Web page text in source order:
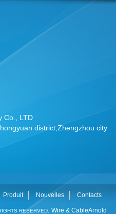
Co., LTD
district,Zhengzhou city
Produit Nouvelles Contacts
RESERVED. Wire & CableArnold